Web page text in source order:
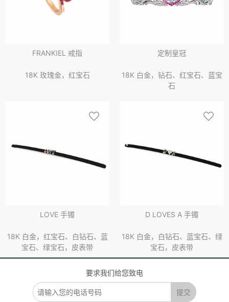
FRANKIEL 戒指
18K 玫瑰金，红宝石
定制皇冠
18K 白金，钻石、红宝石、蓝宝
石
LOVE 手镯
18K 白金，红宝石、白钻石、蓝
宝石、绿宝石，皮表带
D LOVES A 手镯
18K 白金，白钻石、蓝宝石、绿
宝石，皮表带
要求我们给您致电